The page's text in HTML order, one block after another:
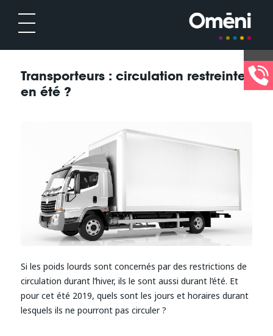
Transporteurs : circulation restreinte
en été ?
Si les poids lourds sont concernés par des restrictions de
circulation durant l’hiver, ils le sont aussi durant l’été. Et
pour cet été 2019, quels sont les jours et horaires durant
lesquels ils ne pourront pas circuler ?